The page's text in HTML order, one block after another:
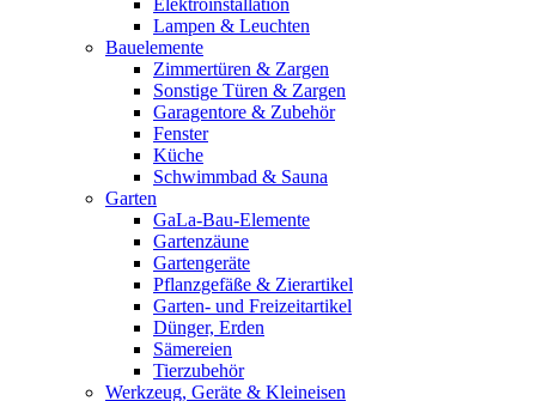
Elektroinstallation
Lampen & Leuchten
Bauelemente
Zimmertüren & Zargen
Sonstige Türen & Zargen
Garagentore & Zubehör
Fenster
Küche
Schwimmbad & Sauna
Garten
GaLa-Bau-Elemente
Gartenzäune
Gartengeräte
Pflanzgefäße & Zierartikel
Garten- und Freizeitartikel
Dünger, Erden
Sämereien
Tierzubehör
Werkzeug, Geräte & Kleineisen